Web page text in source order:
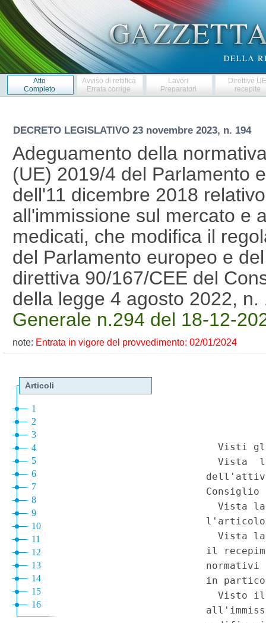
Atto
Completo
Avviso di rettifica
Errata corrige
Lavori
Preparatori
Direttive
recepite
DECRETO LEGISLATIVO 23 novembre 2023, n. 194
Adeguamento della
(UE) 2019/4 del Parlamento
dell'11 dicembre 2018
all'immissione sul mercato e
medicati, che modifica il
del Parlamento europeo e
direttiva 90/167/CEE del
della legge 4 agosto 2022,
Generale n.294 del 18-12-
note: Entrata in vigore del provvedimento: 02/01/2024